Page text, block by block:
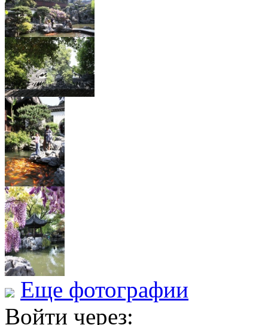
Еще фотографии
Войти через: